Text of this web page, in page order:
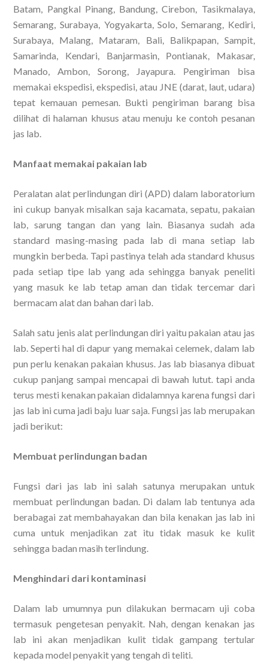
Batam, Pangkal Pinang, Bandung, Cirebon, Tasikmalaya,
Semarang, Surabaya, Yogyakarta, Solo, Semarang, Kediri,
Surabaya, Malang, Mataram, Bali, Balikpapan, Sampit,
Samarinda, Kendari, Banjarmasin, Pontianak, Makasar,
Manado, Ambon, Sorong, Jayapura. Pengiriman bisa
memakai ekspedisi, ekspedisi, atau JNE (darat, laut, udara)
tepat kemauan pemesan. Bukti pengiriman barang bisa
dilihat di halaman khusus atau menuju ke contoh pesanan
jas lab.
Manfaat memakai pakaian lab
Peralatan alat perlindungan diri (APD) dalam laboratorium
ini cukup banyak misalkan saja kacamata, sepatu, pakaian
lab, sarung tangan dan yang lain. Biasanya sudah ada
standard masing-masing pada lab di mana setiap lab
mungkin berbeda. Tapi pastinya telah ada standard khusus
pada setiap tipe lab yang ada sehingga banyak peneliti
yang masuk ke lab tetap aman dan tidak tercemar dari
bermacam alat dan bahan dari lab.
Salah satu jenis alat perlindungan diri yaitu pakaian atau jas
lab. Seperti hal di dapur yang memakai celemek, dalam lab
pun perlu kenakan pakaian khusus. Jas lab biasanya dibuat
cukup panjang sampai mencapai di bawah lutut. tapi anda
terus mesti kenakan pakaian didalamnya karena fungsi dari
jas lab ini cuma jadi baju luar saja. Fungsi jas lab merupakan
jadi berikut:
Membuat perlindungan badan
Fungsi dari jas lab ini salah satunya merupakan untuk
membuat perlindungan badan. Di dalam lab tentunya ada
berabagai zat membahayakan dan bila kenakan jas lab ini
cuma untuk menjadikan zat itu tidak masuk ke kulit
sehingga badan masih terlindung.
Menghindari dari kontaminasi
Dalam lab umumnya pun dilakukan bermacam uji coba
termasuk pengetesan penyakit. Nah, dengan kenakan jas
lab ini akan menjadikan kulit tidak gampang tertular
kepada model penyakit yang tengah di teliti.